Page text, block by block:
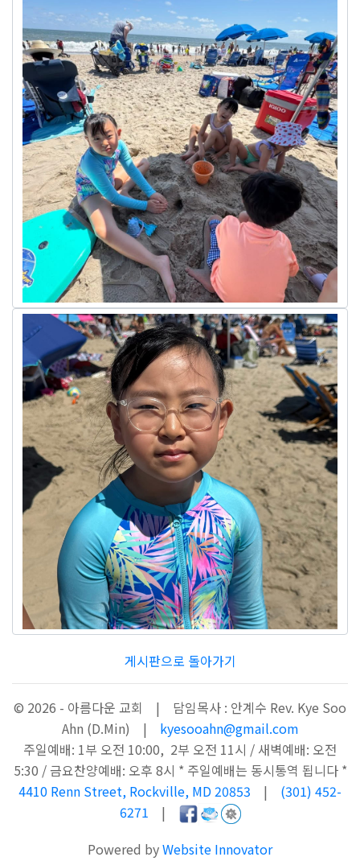
게시판으로 돌아가기
© 2026 - 아름다운 교회 | 담임목사 : 안계수 Rev. Kye Soo
Ahn (D.Min) | kyesooahn@gmail.com
주일예배: 1부 오전 10:00, 2부 오전 11시 / 새벽예배: 오전
5:30 / 금요찬양예배: 오후 8시 * 주일예배는 동시통역 됩니다 *
4410 Renn Street, Rockville, MD 20853
| (301) 452-
6271 |
Powered byWebsite Innovator